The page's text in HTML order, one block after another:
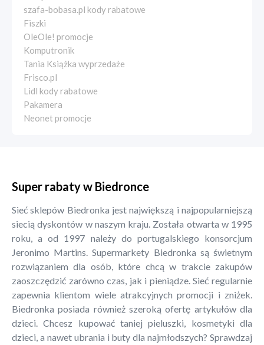
szafa-bobasa.pl kody rabatowe
Fiszki
OleOle! promocje
Komputronik
Tania Książka wyprzedaże
Frisco.pl
Lidl kody rabatowe
Pakamera
Neonet promocje
Super rabaty w Biedronce
Sieć sklepów Biedronka jest największą i najpopularniejszą
siecią dyskontów w naszym kraju. Została otwarta w 1995
roku, a od 1997 należy do portugalskiego konsorcjum
Jeronimo Martins. Supermarkety Biedronka są świetnym
rozwiązaniem dla osób, które chcą w trakcie zakupów
zaoszczędzić zarówno czas, jak i pieniądze. Sieć regularnie
zapewnia klientom wiele atrakcyjnych promocji i zniżek.
Biedronka posiada również szeroką ofertę artykułów dla
dzieci. Chcesz kupować taniej pieluszki, kosmetyki dla
dzieci, a nawet ubrania i buty dla najmłodszych? Sprawdzaj